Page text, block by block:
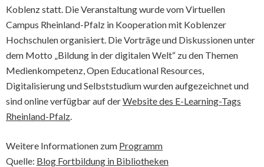
Koblenz statt. Die Veranstaltung wurde vom Virtuellen
Campus Rheinland-Pfalz in Kooperation mit Koblenzer
Hochschulen organisiert. Die Vorträge und Diskussionen unter
dem Motto „Bildung in der digitalen Welt“ zu den Themen
Medienkompetenz, Open Educational Resources,
Digitalisierung und Selbststudium wurden aufgezeichnet und
sind online verfügbar auf derWebsite des E-Learning-Tags
Rheinland-Pfalz.
Weitere Informationen zum Programm
Quelle: Blog Fortbildung in Bibliotheken